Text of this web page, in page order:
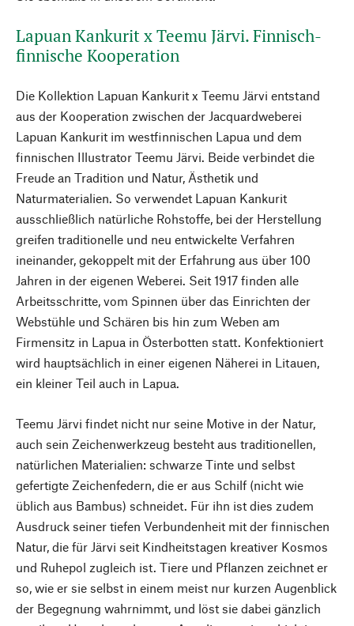
Lapuan Kankurit x Teemu Järvi. Finnisch-
finnische Kooperation
Die Kollektion Lapuan Kankurit x Teemu Järvi entstand
aus der Kooperation zwischen der Jacquardweberei
Lapuan Kankurit im westfinnischen Lapua und dem
finnischen Illustrator Teemu Järvi. Beide verbindet die
Freude an Tradition und Natur, Ästhetik und
Naturmaterialien. So verwendet Lapuan Kankurit
ausschließlich natürliche Rohstoffe, bei der Herstellung
greifen traditionelle und neu entwickelte Verfahren
ineinander, gekoppelt mit der Erfahrung aus über 100
Jahren in der eigenen Weberei. Seit 1917 finden alle
Arbeitsschritte, vom Spinnen über das Einrichten der
Webstühle und Schären bis hin zum Weben am
Firmensitz in Lapua in Österbotten statt. Konfektioniert
wird hauptsächlich in einer eigenen Näherei in Litauen,
ein kleiner Teil auch in Lapua.
Teemu Järvi findet nicht nur seine Motive in der Natur,
auch sein Zeichenwerkzeug besteht aus traditionellen,
natürlichen Materialien: schwarze Tinte und selbst
gefertigte Zeichenfedern, die er aus Schilf (nicht wie
üblich aus Bambus) schneidet. Für ihn ist dies zudem
Ausdruck seiner tiefen Verbundenheit mit der finnischen
Natur, die für Järvi seit Kindheitstagen kreativer Kosmos
und Ruhepol zugleich ist. Tiere und Pflanzen zeichnet er
so, wie er sie selbst in einem meist nur kurzen Augenblick
der Begegnung wahrnimmt, und löst sie dabei gänzlich